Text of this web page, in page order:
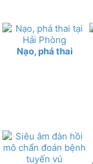
Nạo, phá thai